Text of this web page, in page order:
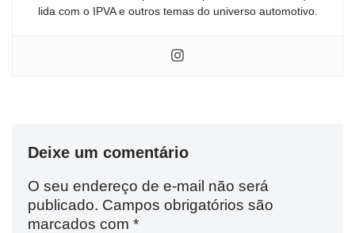
lida com o IPVA e outros temas do universo automotivo.
Deixe um comentário
O seu endereço de e-mail não será
publicado. Campos obrigatórios são
marcados com *